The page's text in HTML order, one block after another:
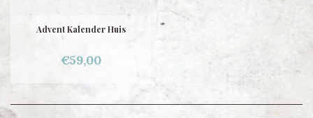
Advent Kalender Huis
€59,00